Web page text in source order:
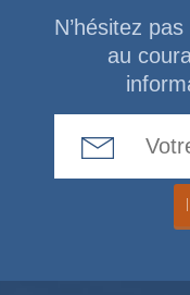
N’hésitez
au